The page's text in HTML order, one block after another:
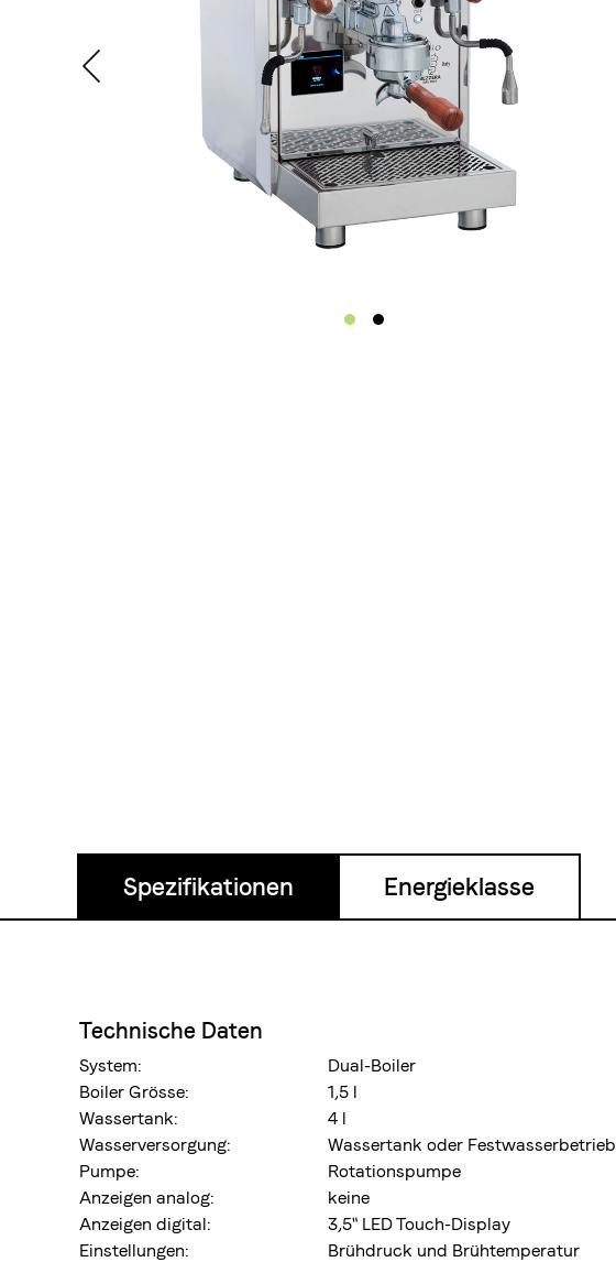
Spezifikationen Energieklasse
Technische Daten
System:
Dual-Boiler
Boiler Grösse:
1,5 l
Wassertank:
4 l
Wasserversorgung:
Wassertank oder Festwasserbetrieb
Pumpe:
Rotationspumpe
Anzeigen analog:
keine
Anzeigen digital:
3,5" LED Touch-Display
Einstellungen:
Brühdruck und Brühtemperatur